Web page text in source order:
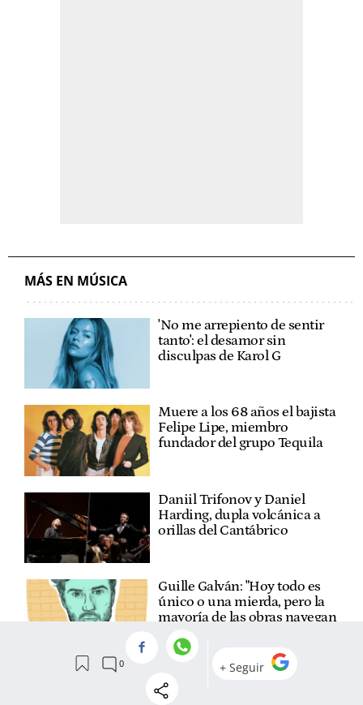
MÁS EN MÚSICA
'No me arrepiento de sentir
tanto': el desamor sin
disculpas de Karol G
Muere a los 68 años el bajista
Felipe Lipe, miembro
fundador del grupo Tequila
Daniil Trifonov y Daniel
Harding, dupla volcánica a
orillas del Cantábrico
Guille Galván: "Hoy todo es
único o una mierda, pero la
mayoría de las obras navegan